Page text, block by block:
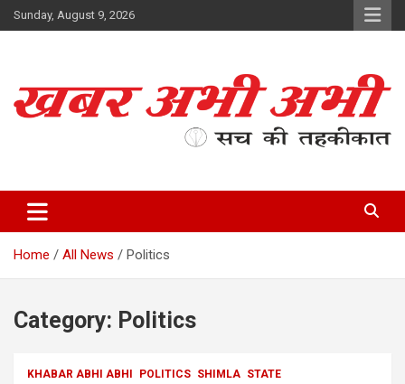
Skip
to
Sunday, August 9, 2026
Home All News Politics
Category: Politics
KHABAR ABHI ABHI POLITICS SHIMLA STATE